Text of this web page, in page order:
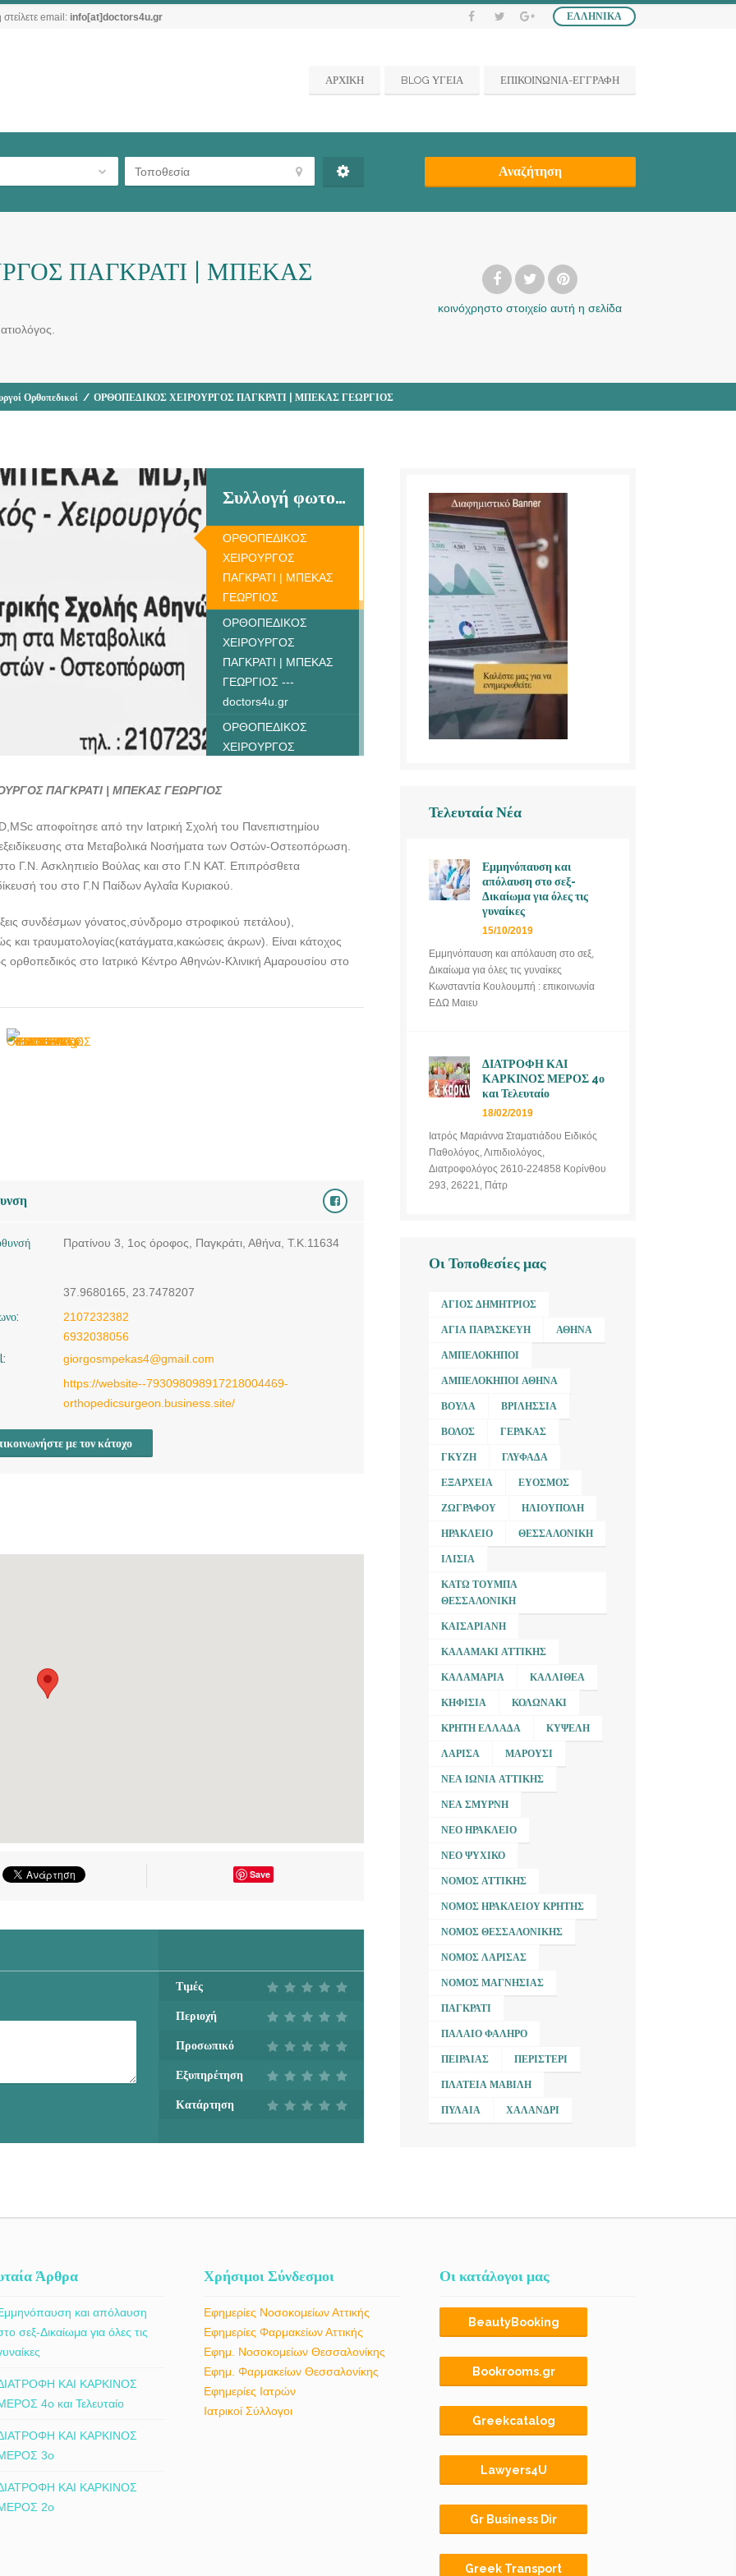
ΕΛΛΗΝΙΚΆ
στείλετε email: info[at]doctors4u.gr
ΑΡΧΙΚΗ BLOG ΥΓΕΙΑ ΕΠΙΚΟΙΝΩΝΙΑ-ΕΓΓΡΑΦΗ
Αναζήτηση
ΠΑΓΚΡΑΤΙ | ΜΠΕΚΑΣ
κοινόχρηστο στοιχείο αυτή η σελίδα
Ορθοπεδικοί / ΟΡΘΟΠΕΔΙΚΟΣ ΧΕΙΡΟΥΡΓΟΣ ΠΑΓΚΡΑΤΙ | ΜΠΕΚΑΣ ΓΕΩΡΓΙΟΣ
Συλλογή φωτογραφιών
ΟΡΘΟΠΕΔΙΚΟΣ
ΧΕΙΡΟΥΡΓΟΣ
ΠΑΓΚΡΑΤΙ | ΜΠΕΚΑΣ
ΓΕΩΡΓΙΟΣ
ΟΡΘΟΠΕΔΙΚΟΣ
ΧΕΙΡΟΥΡΓΟΣ
ΠΑΓΚΡΑΤΙ | ΜΠΕΚΑΣ
ΓΕΩΡΓΙΟΣ ---
doctors4u.gr
ΟΡΘΟΠΕΔΙΚΟΣ
ΧΕΙΡΟΥΡΓΟΣ
ΓΕΩΡΓΙΟΣ ---
ΟΡΘΟΠΕΔΙΚΟΣ
ΧΕΙΡΟΥΡΓΟΣ
ΠΑΓΚΡΑΤΙ | ΜΠΕΚΑΣ
ΓΕΩΡΓΙΟΣ ---
ΟΡΘΟΠΕΔΙΚΟΣ
ΧΕΙΡΟΥΡΓΟΣ
ΠΑΓΚΡΑΤΙ | ΜΠΕΚΑΣ ΓΕΩΡΓΙΟΣ
αποφοίτησε από την Ιατρική Σχολή του Πανεπιστημίου
στα Μεταβολικά Νοσήματα των Οστών-Οστεοπόρωση.
Γ.Ν. Ασκληπιείο Βούλας και στο Γ.Ν ΚΑΤ. Επιπρόσθετα
του στο Γ.Ν Παίδων Αγλαΐα Κυριακού.
συνδέσμων γόνατος,σύνδρομο στροφικού πετάλου),
και τραυματολογίας(κατάγματα,κακώσεις άκρων). Είναι κάτοχος
ορθοπεδικός στο Ιατρικό Κέντρο Αθηνών-Κλινική Αμαρουσίου στο
Πρατίνου 3, 1ος όροφος, Παγκράτι, Αθήνα, Τ.Κ.11634
37.9680165, 23.7478207
2107232382
6932038056
giorgosmpekas4@gmail.com
https://website--793098098917218004469-
orthopedicsurgeon.business.site/
με τον κάτοχο
Save
Τιμές
Περιοχή
Προσωπικό
Εξυπηρέτηση
Κατάρτηση
Τελευταία Νέα
Εμμηνόπαυση και
απόλαυση στο σεξ-
Δικαίωμα για όλες τις
γυναίκες
15/10/2019
Εμμηνόπαυση και απόλαυση στο σεξ,
Δικαίωμα για όλες τις γυναίκες
Κωνσταντία Κουλουμπή : επικοινωνία
ΕΔΩ Μαιευ
ΔΙΑΤΡΟΦΗ ΚΑΙ
ΚΑΡΚΙΝΟΣ ΜΕΡΟΣ 4ο
και Τελευταίο
18/02/2019
Ιατρός Μαριάννα Σταματιάδου Ειδικός
Παθολόγος, Λιπιδιολόγος,
Διατροφολόγος 2610-224858 Κορίνθου
293, 26221, Πάτρ
Οι Τοποθεσίες μας
ΆΓΙΟΣ ΔΗΜΉΤΡΙΟΣ
ΑΓΊΑ ΠΑΡΑΣΚΕΥΉ ΑΘΉΝΑ
ΑΜΠΕΛΌΚΗΠΟΙ
ΑΜΠΕΛΌΚΗΠΟΙ ΑΘΉΝΑ
ΒΟΎΛΑ ΒΡΙΛΉΣΣΙΑ
ΒΌΛΟΣ ΓΈΡΑΚΑΣ
ΓΚΎΖΗ ΓΛΥΦΆΔΑ
ΕΞΆΡΧΕΙΑ ΕΎΟΣΜΟΣ
ΖΩΓΡΆΦΟΥ ΗΛΙΟΎΠΟΛΗ
ΗΡΆΚΛΕΙΟ ΘΕΣΣΑΛΟΝΊΚΗ
ΙΛΊΣΙΑ
ΚΆΤΩ ΤΟΎΜΠΑ
ΘΕΣΣΑΛΟΝΊΚΗ
ΚΑΙΣΑΡΙΑΝΉ
ΚΑΛΑΜΆΚΙ ΑΤΤΙΚΉΣ
ΚΑΛΑΜΑΡΙΆ ΚΑΛΛΙΘΈΑ
ΚΗΦΙΣΙΆ ΚΟΛΩΝΆΚΙ
ΚΡΉΤΗ ΕΛΛΆΔΑ ΚΥΨΈΛΗ
ΛΆΡΙΣΑ ΜΑΡΟΎΣΙ
ΝΈΑ ΙΩΝΊΑ ΑΤΤΙΚΉΣ
ΝΈΑ ΣΜΎΡΝΗ
ΝΈΟ ΗΡΆΚΛΕΙΟ
ΝΈΟ ΨΥΧΙΚΌ
ΝΟΜΌΣ ΑΤΤΙΚΉΣ
ΝΟΜΌΣ ΗΡΑΚΛΕΊΟΥ ΚΡΉΤΗΣ
ΝΟΜΌΣ ΘΕΣΣΑΛΟΝΊΚΗΣ
ΝΟΜΌΣ ΛΆΡΙΣΑΣ
ΝΟΜΌΣ ΜΑΓΝΗΣΊΑΣ
ΠΑΓΚΡΆΤΙ
ΠΑΛΑΙΌ ΦΆΛΗΡΟ
ΠΕΙΡΑΙΆΣ ΠΕΡΙΣΤΈΡΙ
ΠΛΑΤΕΊΑ ΜΑΒΊΛΗ
ΠΥΛΑΊΑ ΧΑΛΆΝΔΡΙ
Άρθρα
και απόλαυση
σεξ-Δικαίωμα για όλες τις
ΚΑΙ ΚΑΡΚΙΝΟΣ
4ο και Τελευταίο
ΚΑΙ ΚΑΡΚΙΝΟΣ
3ο
ΚΑΙ ΚΑΡΚΙΝΟΣ
2ο
Χρήσιμοι Σύνδεσμοι
Εφημερίες Νοσοκομείων Αττικής
Εφημερίες Φαρμακείων Αττικής
Εφημ. Νοσοκομείων Θεσσαλονίκης
Εφημ. Φαρμακείων Θεσσαλονίκης
Εφημερίες Ιατρών
Ιατρικοί Σύλλογοι
Οι κατάλογοι μας
BeautyBooking
Bookrooms.gr
Greekcatalog
Lawyers4U
Gr Business Dir
Greek Transport